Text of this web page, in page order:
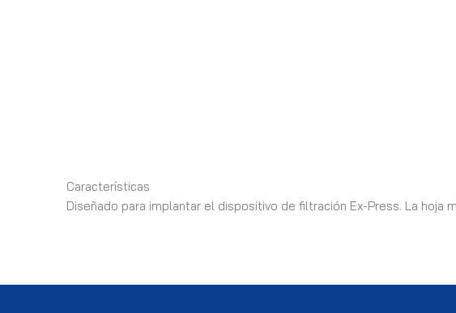
Características
Diseñado para implantar el dispositivo de filtración Ex-Press. La hoja